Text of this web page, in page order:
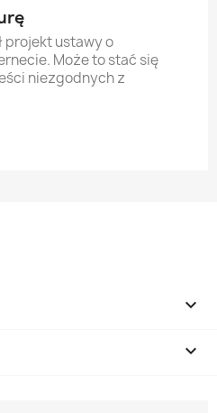
projekt ustawy o
Może to stać się
niezgodnych z

